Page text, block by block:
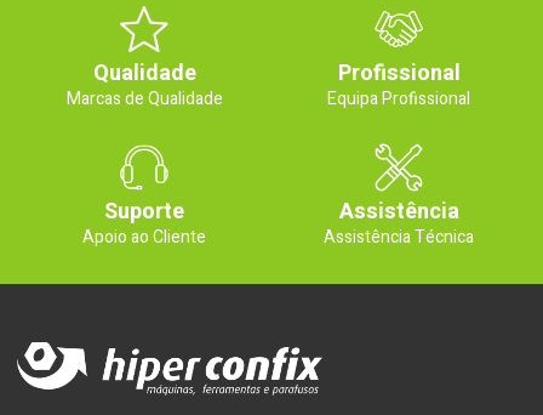
Qualidade
Marcas de Qualidade
Profissional
Equipa Profissional
Suporte
Apoio ao Cliente
Assistência
Assistência Técnica